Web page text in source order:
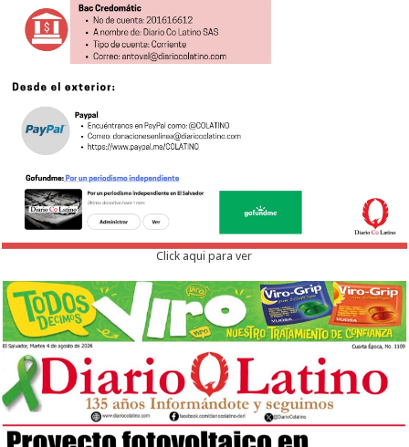
Click aqui para ver